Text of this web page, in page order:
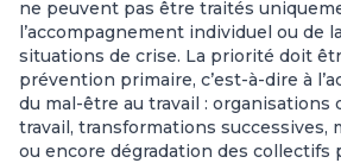
ne peuvent pas être traités
l’accompagnement individuel ou de
situations de crise. La priorité doit
prévention primaire, c’est-à-dire à
du mal-être au travail : organisations
travail, transformations successives,
ou encore dégradation des collectifs